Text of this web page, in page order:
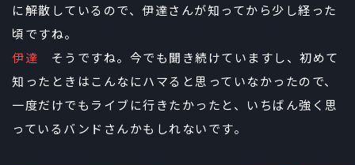
に解散しているので、伊達さんが知ってから少し経った
頃ですね。
伊達 そうですね。今でも聞き続けていますし、初めて
知ったときはこんなにハマると思っていなかったので、
一度だけでもライブに行きたかったと、いちばん強く思
っているバンドさんかもしれないです。